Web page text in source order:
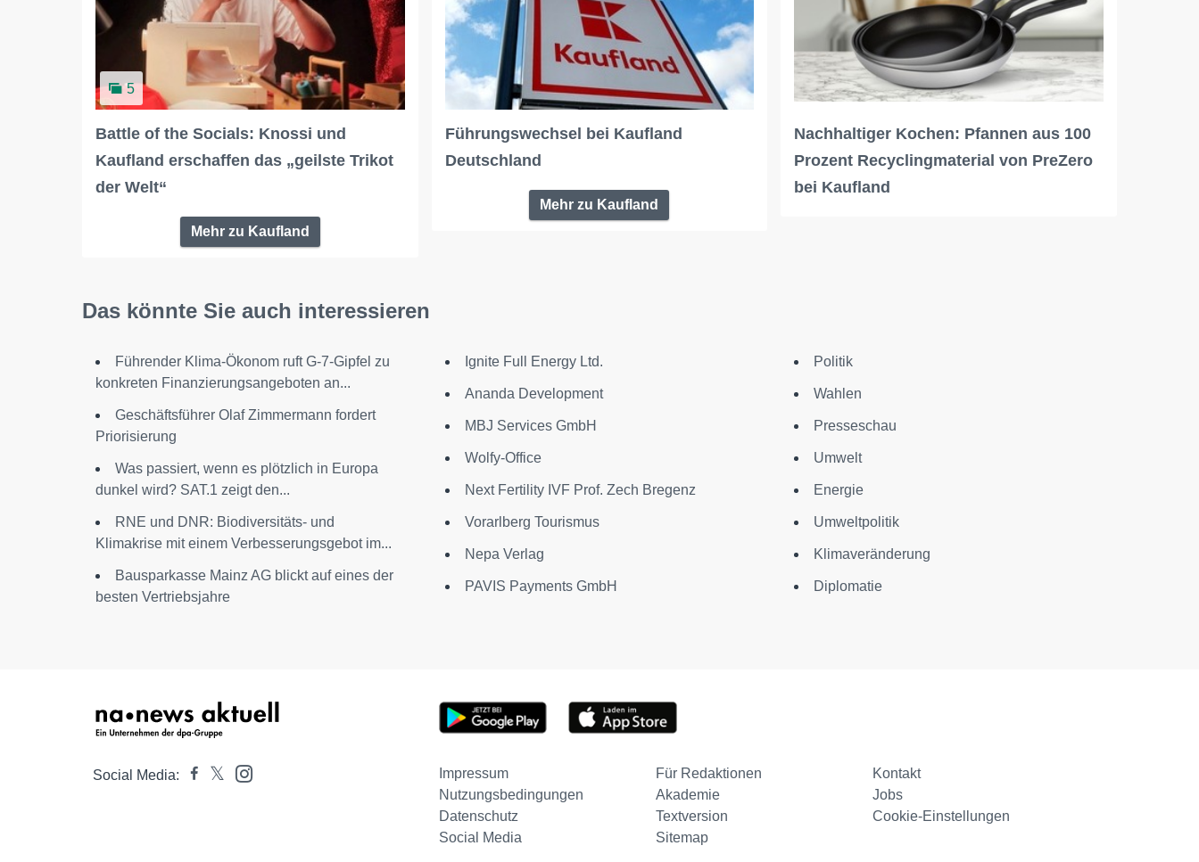
5
Battle of the Socials: Knossi und
Kaufland erschaffen das „geilste Trikot
der Welt“
Mehr zu Kaufland
Führungswechsel bei Kaufland
Deutschland
Mehr zu Kaufland
Nachhaltiger Kochen: Pfannen aus 100
Prozent Recyclingmaterial von PreZero
bei Kaufland
Das könnte Sie auch interessieren
Führender Klima-Ökonom ruft G-7-Gipfel zu
konkreten Finanzierungsangeboten an...
Geschäftsführer Olaf Zimmermann fordert
Priorisierung
Was passiert, wenn es plötzlich in Europa
dunkel wird? SAT.1 zeigt den...
RNE und DNR: Biodiversitäts- und
Klimakrise mit einem Verbesserungsgebot im...
Bausparkasse Mainz AG blickt auf eines der
besten Vertriebsjahre
Ignite Full Energy Ltd.
Ananda Development
MBJ Services GmbH
Wolfy-Office
Next Fertility IVF Prof. Zech Bregenz
Vorarlberg Tourismus
Nepa Verlag
PAVIS Payments GmbH
Politik
Wahlen
Presseschau
Umwelt
Energie
Umweltpolitik
Klimaveränderung
Diplomatie
Social Media: Impressum Für Redaktionen
Kontakt
Nutzungsbedingungen
Akademie
Jobs
Datenschutz
Textversion
Cookie-Einstellungen
Social Media
Sitemap